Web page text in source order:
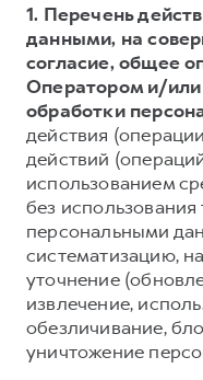
АКСЕССУАРЫ
Автомобильные
Коллекция CITY
Коллекция Базовая
Коллекция Детская
Коллекция CITY
Коллекция Базовая
Коллекция Детская
1. Перечень
данными, на
согласие, общее
Оператором и/или
обработки
действия
действий
использованием
без использования
персональными
систематизацию,
уточнение
извлечение,
обезличивание,
уничтожение